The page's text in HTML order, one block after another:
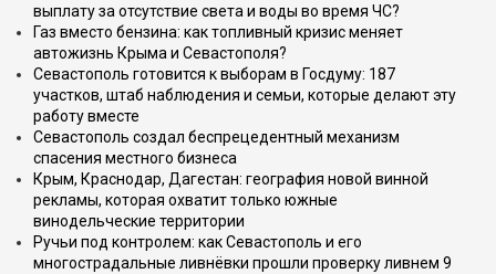
выплату за отсутствие света и воды во время ЧС?
Газ вместо бензина: как топливный кризис меняет
автожизнь Крыма и Севастополя?
Севастополь готовится к выборам в Госдуму: 187
участков, штаб наблюдения и семьи, которые делают эту
работу вместе
Севастополь создал беспрецедентный механизм
спасения местного бизнеса
Крым, Краснодар, Дагестан: география новой винной
рекламы, которая охватит только южные
винодельческие территории
Ручьи под контролем: как Севастополь и его
многострадальные ливнёвки прошли проверку ливнем 9